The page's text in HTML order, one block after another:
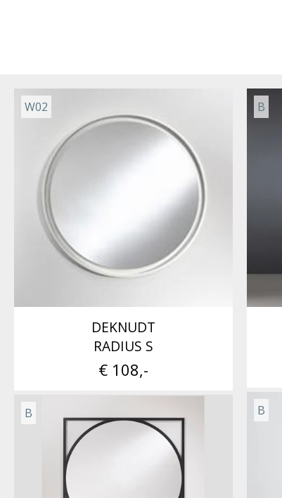
W02
DEKNUDT
RADIUS S
€ 108,-
B
B
B